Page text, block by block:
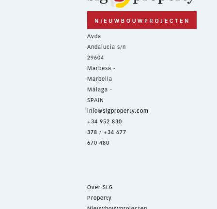
Avda
Andalucía s/n
29604
Marbesa -
Marbella
Málaga -
SPAIN
info@slgproperty.com
+34 952 830
378 / +34 677
670 480
Over SLG
Property